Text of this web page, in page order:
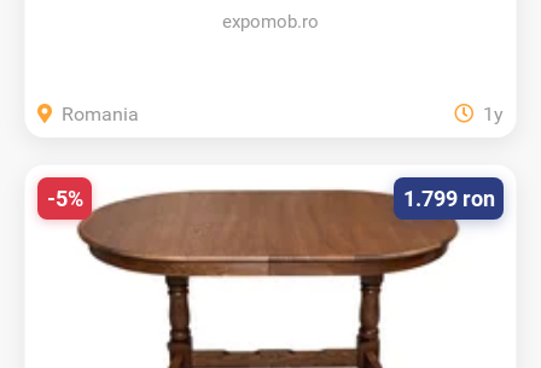
expomob.ro
Romania 1y
1.799 ron
-5%